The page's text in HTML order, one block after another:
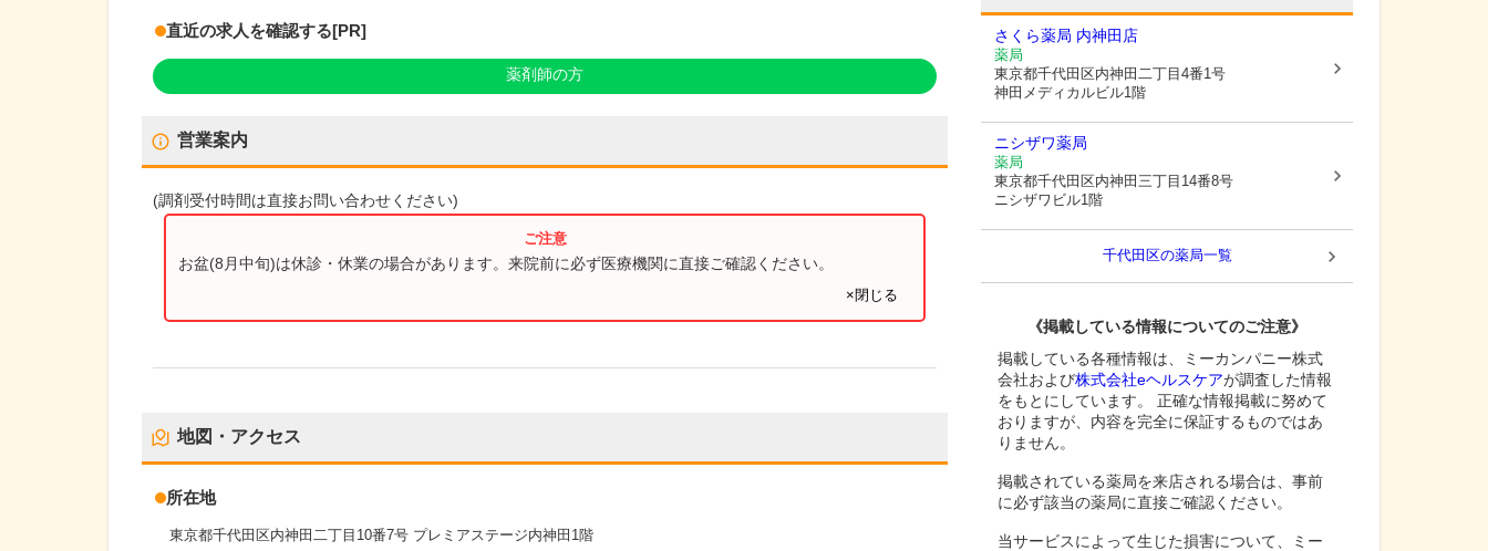
直近の求人を確認する[PR]
薬剤師の方
営業案内
(調剤受付時間は直接お問い合わせください)
お盆(8月中旬)は休診・休業の場合があります。来院前に必ず医療機関に直接ご確認ください。
×閉じる
地図・アクセス
所在地
東京都千代田区内神田二丁目10番7号 プレミアステージ内神田1階
さくら薬局 内神田店
薬局
東京都千代田区内神田二丁目4番1号
神田メディカルビル1階
ニシザワ薬局
薬局
東京都千代田区内神田三丁目14番8号
ニシザワビル1階
千代田区の薬局一覧
《掲載している情報についてのご注意》
掲載している各種情報は、ミーカンパニー株式
会社および株式会社eヘルスケアが調査した情報
をもとにしています。 正確な情報掲載に努めて
おりますが、内容を完全に保証するものではあ
りません。
掲載されている薬局を来店される場合は、事前
に必ず該当の薬局に直接ご確認ください。
当サービスによって生じた損害について、ミー